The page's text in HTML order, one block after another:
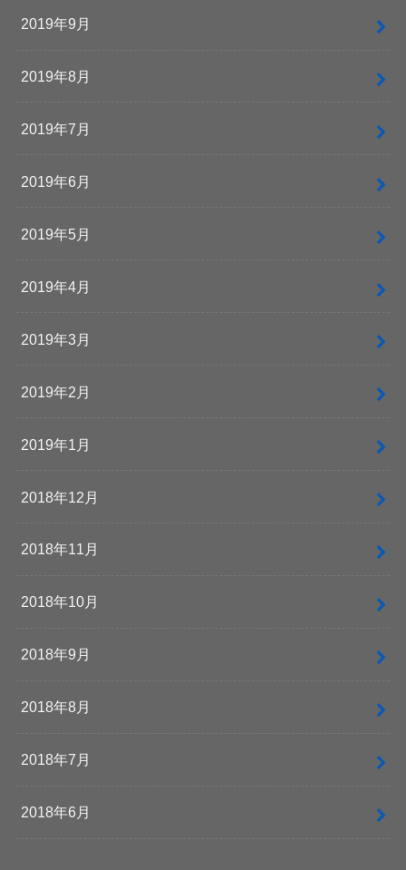
2019年9月
2019年8月
2019年7月
2019年6月
2019年5月
2019年4月
2019年3月
2019年2月
2019年1月
2018年12月
2018年11月
2018年10月
2018年9月
2018年8月
2018年7月
2018年6月